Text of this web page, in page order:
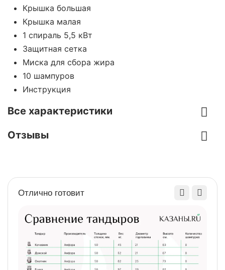
Крышка большая
Крышка малая
1 спираль 5,5 кВт
Защитная сетка
Миска для сбора жира
10 шампуров
Инструкция
Все характеристики
Отзывы
Отлично готовит